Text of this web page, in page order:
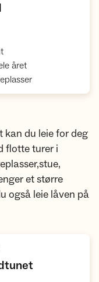
,
året,
,
kan du leie for deg
flotte turer i
et større
også leie låven på